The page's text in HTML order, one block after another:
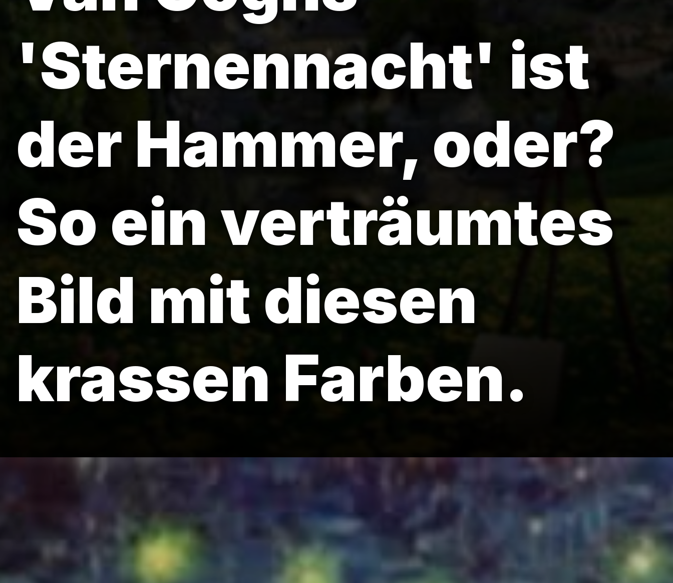
'Sternennacht' ist
der Hammer, oder?
So ein verträumtes
Bild mit diesen
krassen Farben.